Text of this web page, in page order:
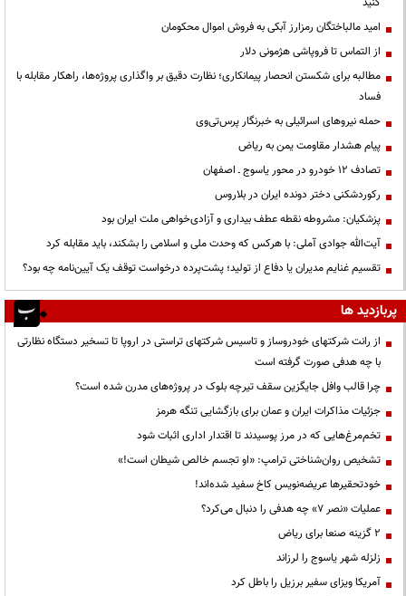
امید مالباختگان رمزارز آبکی به فروش اموال محکومان
از التماس تا فروپاشی هژمونی دلار
مطالبه برای شکستن انحصار پیمانکاری؛ نظارت دقیق بر واگذاری پروژه‌ها، راهکار مقابله با
فساد
حمله نیروهای اسرائیلی به خبرنگار پرس‌تی‌وی
پیام هشدار مقاومت یمن به ریاض
تصادف ۱۲ خودرو در محور یاسوج ـ اصفهان
رکوردشکنی دختر دونده ایران در بلاروس
پزشکیان: مشروطه نقطه عطف بیداری و آزادی‌خواهی ملت ایران بود
آیت‌الله جوادی آملی: با هرکس که وحدت ملی و اسلامی را بشکند، باید مقابله کرد
تقسیم غنایم مدیران یا دفاع از تولید؛ پشت‌پرده درخواست توقف یک آیین‌نامه چه بود؟
پربازدید ها
از رانت‌ شرکتهای خودروساز و تاسیس شرکتهای تراستی در اروپا تا تسخیر دستگاه نظارتی
با چه هدفی صورت گرفته است
چرا قالب وافل جایگزین سقف تیرچه بلوک در پروژه‌های مدرن شده است؟
جزئیات مذاکرات ایران و عمان برای بازگشایی تنگه هرمز
تخم‌مرغ‌هایی که در مرز پوسیدند تا اقتدار اداری اثبات شود
تشخیص روان‌شناختی ترامپ: «او تجسم خالص شیطان است!»
خودتحقیرها عریضه‌نویس کاخ سفید شده‌اند!
عملیات «نصر ۷» چه هدفی را دنبال می‌کرد؟
۲ گزینه صنعا برای ریاض
زلزله شهر یاسوج را لرزاند
آمریکا ویزای سفیر برزیل را باطل کرد